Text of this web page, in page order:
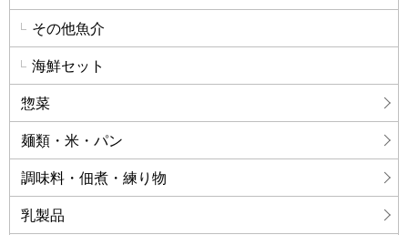
その他魚介
海鮮セット
惣菜
麺類・米・パン
調味料・佃煮・練り物
乳製品